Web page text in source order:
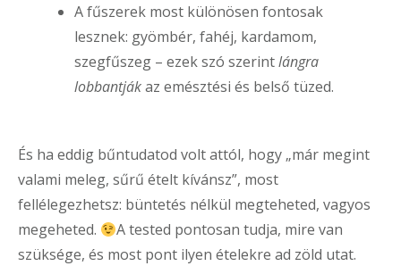
A fűszerek most különösen fontosak
lesznek: gyömbér, fahéj, kardamom,
szegfűszeg – ezek szó szerintlángra
lobbantjákaz emésztési és belső tüzed.
És ha eddig bűntudatod volt attól, hogy „már megint
valami meleg, sűrű ételt kívánsz”, most
fellélegezhetsz: büntetés nélkül megteheted, vagyos
megeheted.
A tested pontosan tudja, mire van
szüksége, és most pont ilyen ételekre ad zöld utat.